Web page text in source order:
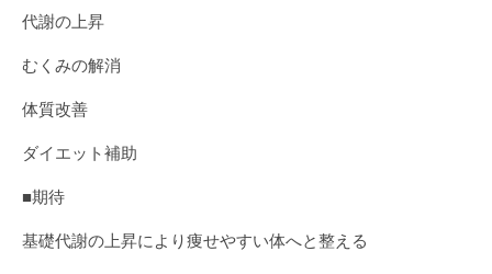
代謝の上昇
むくみの解消
体質改善
ダイエット補助
■期待
基礎代謝の上昇により痩せやすい体へと整える